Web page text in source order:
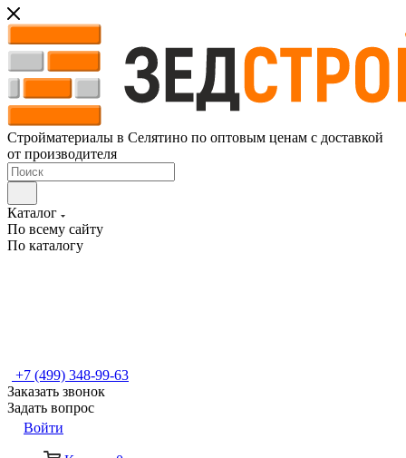
Стройматериалы в Селятино по оптовым ценам с доставкой
от производителя
Каталог
По всему сайту
По каталогу
+7 (499) 348-99-63
Заказать звонок
Задать вопрос
Войти